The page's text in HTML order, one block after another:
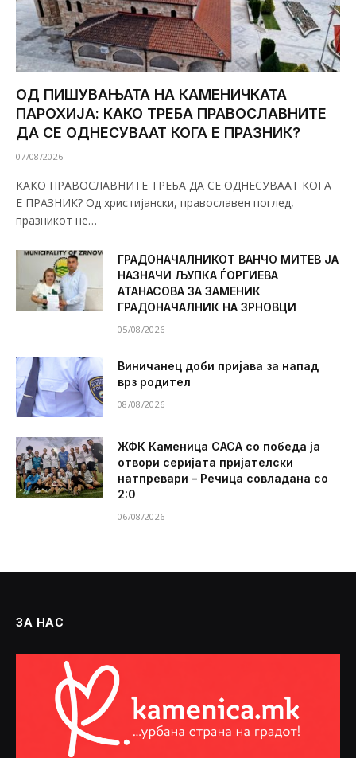
ОД ПИШУВАЊАТА НА КАМЕНИЧКАТА
ПАРОХИЈА: КАКО ТРЕБА ПРАВОСЛАВНИТЕ
ДА СЕ ОДНЕСУВААТ КОГА Е ПРАЗНИК?
07/08/2026
КАКО ПРАВОСЛАВНИТЕ ТРЕБА ДА СЕ ОДНЕСУВААТ КОГА
Е ПРАЗНИК? Од христијански, православен поглед,
празникот не…
ГРАДОНАЧАЛНИКОТ ВАНЧО МИТЕВ ЈА
НАЗНАЧИ ЉУПКА ЃОРГИЕВА
АТАНАСОВА ЗА ЗАМЕНИК
ГРАДОНАЧАЛНИК НА ЗРНОВЦИ
05/08/2026
Виничанец доби пријава за напад
врз родител
08/08/2026
ЖФК Каменица САСА со победа ја
отвори серијата пријателски
натпревари – Речица совладана со
2:0
06/08/2026
ЗА НАС